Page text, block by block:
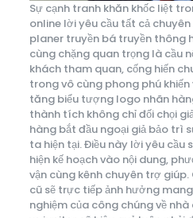
Sự cạnh tranh khăn khốc liệt
online lời yêu cầu tất cả
planer truyền bá truyền thông
cùng chặng quan trọng là cầu
khách tham quan, cống hiến
trong vô cùng phong phú
tăng biểu tượng logo nhãn
thành tích không chỉ đối chọi
hàng bắt đầu ngoại giả bảo trì
ta hiện tại. Điều này lời yêu cầu
hiện kế hoạch vào nội dung,
vận cùng kênh chuyên trợ
cũ sẽ trực tiếp ảnh hưởng
nghiệm của công chúng về